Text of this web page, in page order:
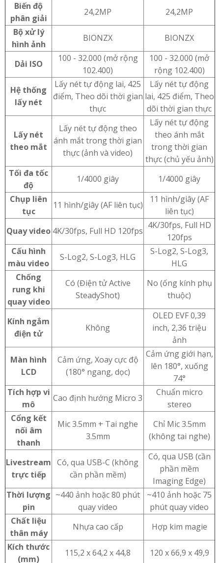
Biến độ
phân giải
24,2MP
24,2MP
Bộ xử lý
hình ảnh
BIONZX BIONZX
Dải ISO
100 - 32.000 (mở rộng
102.400)
100 - 32.000 (mở
rộng 102.400)
Hệ thống
lấy nét
Lấy nét tự động lai, 425
điểm, Theo dõi thời gian
thực
Lấy nét tự động
lai, 425 điểm, Theo
dõi thời gian thực
Lấy nét
theo mắt
Lấy nét tự động theo
ánh mắt trong thời gian
thực (ảnh và video)
Lấy nét tự động
theo ánh mắt
trong thời gian
thực (chủ yếu ảnh)
Tối đa tốc
độ
1/4000 giây
1/4000 giây
Chụp liên
tục
11 hình/giây (AF liên tục)
11 hình/giây (AF
liên tục)
Quay video 4K/30fps, Full HD 120fps
4K/30fps, Full HD
120fps
Cấu hình
màu video
S-Log2, S-Log3, HLG
S-Log2, S-Log3,
HLG
Chống
rung khi
quay video
Có (Điện tử Active
SteadyShot)
No (ống kính phụ
thuộc)
Kính ngắm
điện tử
Không
OLED EVF 0,39
inch, 2,36 triệu
ảnh
Màn hình
LCD
Cảm ứng, Xoay cực độ
(180° ngang, dọc)
Cảm ứng giới hạn,
lên 180°, xuống
74°
Tích hợp vi
mô
Cao định hướng Micro 3
Chuẩn micro
stereo
Cổng kết
nối âm
thanh
Mic 3.5mm + Tai nghe
3.5mm
Chỉ Mic 3.5mm
(không tai nghe)
Livestream
trực tiếp
Có, qua USB-C (không
cần phần mềm)
Có, qua USB (cần
phần mềm
Imaging Edge)
Thời lượng
pin
~440 ảnh hoặc 80 phút
quay video
~410 ảnh hoặc 75
phút quay video
Chất liệu
thân máy
Nhựa cao cấp
Hợp kim magie
Kích thước
(mm)
115,2 x 64,2 x 44,8 120 x 66,9 x 49,9